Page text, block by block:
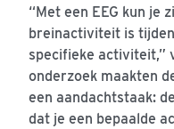
“Met een EEG kun je
breinactiviteit is
specifieke activiteit,”
onderzoek maakten
een aandachtstaak:
dat je een bepaalde